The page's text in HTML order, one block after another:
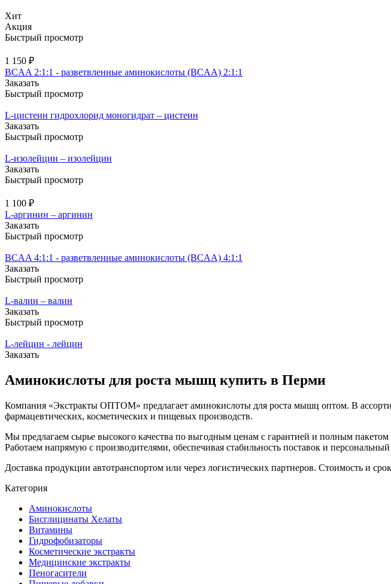
Хит
Акция
Быстрый просмотр
1 150 ₽
BCAA 2:1:1 - разветвленные аминокислоты (BCAA) 2:1:1
Заказать
Быстрый просмотр
L-цистеин гидрохлорид моногидрат – цистеин
Заказать
Быстрый просмотр
L-изолейцин – изолейцин
Заказать
Быстрый просмотр
1 100 ₽
L-аргинин – аргинин
Заказать
Быстрый просмотр
BCAA 4:1:1 - разветвленные аминокислоты (BCAA) 4:1:1
Заказать
Быстрый просмотр
L-валин – валин
Заказать
Быстрый просмотр
L-лейцин - лейцин
Заказать
Аминокислоты для роста мышц купить в Перми
Компания «Экстракты ОПТОМ» предлагает аминокислоты для роста мышц оптом. В
фармацевтических, косметических и пищевых производств.
Мы предлагаем сырье высокого качества по выгодным ценам с гарантией и полным
Работаем напрямую с производителями, обеспечивая стабильность поставок и
Доставка продукции автотранспортом или через логистических партнеров. Стоимость и
Категория
Аминокислоты
Бисглицинаты Хелаты
Витамины
Гидрофобизаторы
Косметические экстракты
Медицинские экстракты
Пеногасители